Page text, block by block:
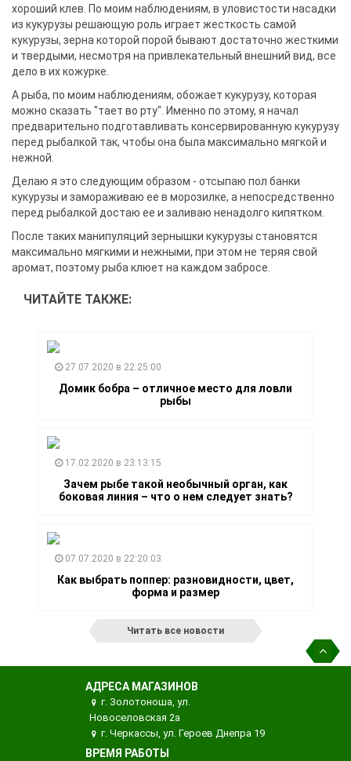
хороший клев. По моим наблюдениям, в уловистости насадки
из кукурузы решающую роль играет жесткость самой
кукурузы, зерна которой порой бывают достаточно жесткими
и твердыми, несмотря на привлекательный внешний вид, все
дело в их кожурке.
А рыба, по моим наблюдениям, обожает кукурузу, которая
можно сказать "тает во рту". Именно по этому, я начал
предварительно подготавливать консервированную кукурузу
перед рыбалкой так, чтобы она была максимально мягкой и
нежной.
Делаю я это следующим образом - отсыпаю пол банки
кукурузы и замораживаю ее в морозилке, а непосредственно
перед рыбалкой достаю ее и заливаю ненадолго кипятком.
После таких манипуляций зернышки кукурузы становятся
максимально мягкими и нежными, при этом не теряя свой
аромат, поэтому рыба клюет на каждом забросе.
ЧИТАЙТЕ ТАКЖЕ:
27.07.2020 в 22:25:00
Домик бобра – отличное место для ловли
рыбы
17.02.2020 в 23:13:15
Зачем рыбе такой необычный орган, как
боковая линия – что о нем следует знать?
07.07.2020 в 22:20:03
Как выбрать поппер: разновидности, цвет,
форма и размер
Читать все новости
АДРЕСА МАГАЗИНОВ
г. Золотоноша, ул.
Новоселовская 2а
г. Черкассы, ул. Героев Днепра 19
ВРЕМЯ РАБОТЫ